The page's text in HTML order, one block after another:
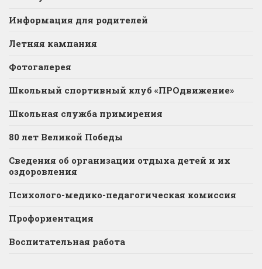
Информация для родителей
Летняя кампания
Фотогалерея
Школьный спортивный клуб «ПРОдвижение»
Школьная служба примирения
80 лет Великой Победы
Сведения об организации отдыха детей и их
оздоровления
Психолого-медико-педагогическая комиссия
Профориентация
Воспитательная работа